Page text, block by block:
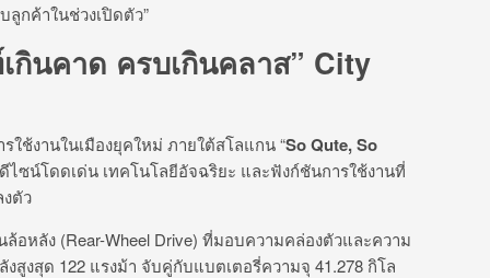
กค้าในช่วงเปิดตัว”
กินคาด ครบเกินคลาส” City
ช้งานในเมืองยุคใหม่ ภายใต้สโลแกน “So Qute, So
ไซน์โดดเด่น เทคโนโลยีอัจฉริยะ และฟังก์ชันการใช้งานที่
ตัว
อหลัง (Rear-Wheel Drive) ที่มอบความคล่องตัวและความ
งสุด 122 แรงม้า จับคู่กับแบตเตอรี่ความจุ 41.278 กิโล